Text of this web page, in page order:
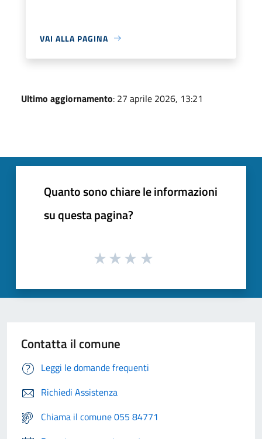
VAI ALLA PAGINA
Ultimo aggiornamento: 27 aprile 2026, 13:21
Quanto sono chiare le informazioni
su questa pagina?
Contatta il comune
Leggi le domande frequenti
Richiedi Assistenza
Chiama il comune 055 84771